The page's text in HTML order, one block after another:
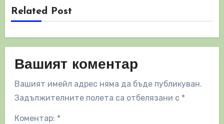
Related Post
Вашият коментар
Вашият имейл адрес няма да бъде публикуван.
Задължителните полета са отбелязани с *
Коментар: *